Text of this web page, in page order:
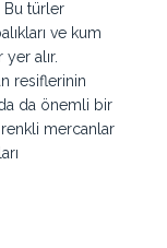
Bu türler
ve kum
alır.
resiflerinin
da önemli bir
renkli mercanlar